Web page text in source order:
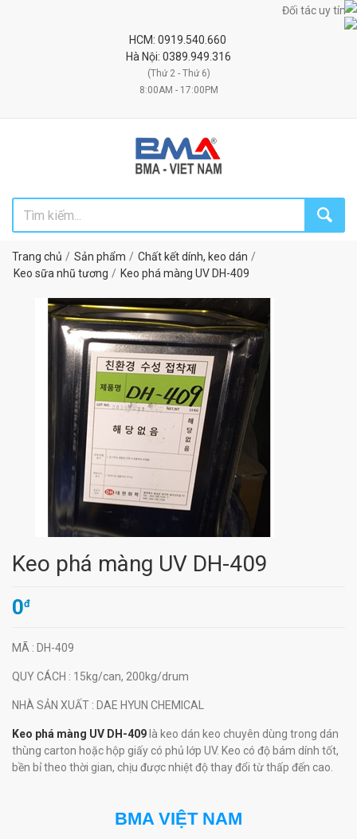
Đối tác uy tín
HCM: 0919.540.660
Hà Nội: 0389.949.316
(Thứ 2 - Thứ 6)
8:00AM - 17:00PM
Trang chủ Sản phẩm
Chất kết dính, keo dán
Keo sữa nhũ tương
Keo phá màng UV DH-409
Keo phá màng UV DH-409
0đ
MÃ : DH-409
QUY CÁCH : 15kg/can, 200kg/drum
NHÀ SẢN XUẤT : DAE HYUN CHEMICAL
Keo phá màng UV DH-409 là keo dán keo chuyên dùng trong dán
thùng carton hoặc hộp giấy có phủ lớp UV. Keo có độ bám dính tốt,
bền bỉ theo thời gian, chịu được nhiệt độ thay đổi từ thấp đến cao.
BMA VIỆT NAM